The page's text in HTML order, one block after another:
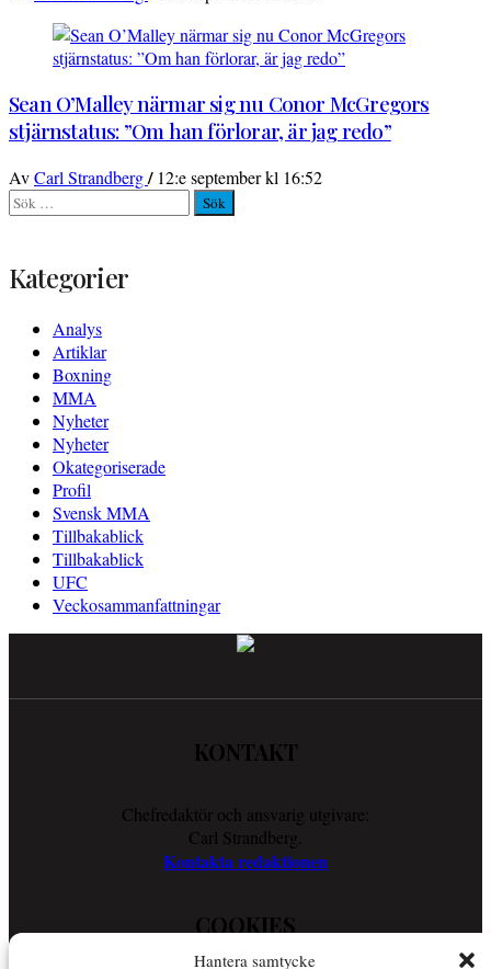
Hantera samtycke
Sean O’Malley närmar sig nu Conor McGregors
stjärnstatus: ”Om han förlorar, är jag redo”
AvCarl Strandberg/ 12:e september kl 16:52
Sök
efter:
Kategorier
Analys
Artiklar
Boxning
MMA
Nyheter
Nyheter
Okategoriserade
Profil
Svensk MMA
Tillbakablick
Tillbakablick
UFC
Veckosammanfattningar
KONTAKT
Chefredaktör och ansvarig utgivare:
Carl Strandberg.
Kontakta redaktionen
COOKIES